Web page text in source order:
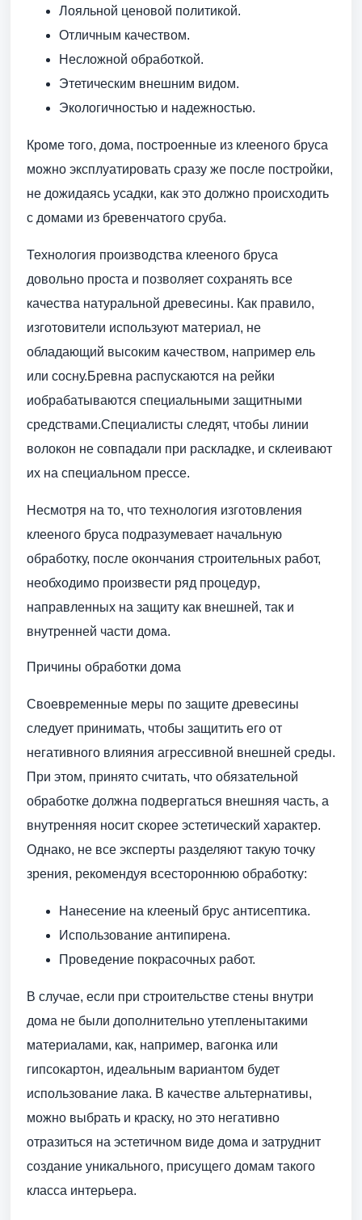
Лояльной ценовой политикой.
Отличным качеством.
Несложной обработкой.
Этетическим внешним видом.
Экологичностью и надежностью.
Кроме того, дома, построенные из клееного бруса
можно эксплуатировать сразу же после постройки,
не дожидаясь усадки, как это должно происходить
с домами из бревенчатого сруба.
Технология производства клееного бруса
довольно проста и позволяет сохранять все
качества натуральной древесины. Как правило,
изготовители используют материал, не
обладающий высоким качеством, например ель
или сосну.Бревна распускаются на рейки
иобрабатываются специальными защитными
средствами.Специалисты следят, чтобы линии
волокон не совпадали при раскладке, и склеивают
их на специальном прессе.
Несмотря на то, что технология изготовления
клееного бруса подразумевает начальную
обработку, после окончания строительных работ,
необходимо произвести ряд процедур,
направленных на защиту как внешней, так и
внутренней части дома.
Причины обработки дома
Своевременные меры по защите древесины
следует принимать, чтобы защитить его от
негативного влияния агрессивной внешней среды.
При этом, принято считать, что обязательной
обработке должна подвергаться внешняя часть, а
внутренняя носит скорее эстетический характер.
Однако, не все эксперты разделяют такую точку
зрения, рекомендуя всестороннюю обработку:
Нанесение на клееный брус антисептика.
Использование антипирена.
Проведение покрасочных работ.
В случае, если при строительстве стены внутри
дома не были дополнительно утепленытакими
материалами, как, например, вагонка или
гипсокартон, идеальным вариантом будет
использование лака. В качестве альтернативы,
можно выбрать и краску, но это негативно
отразиться на эстетичном виде дома и затруднит
создание уникального, присущего домам такого
класса интерьера.